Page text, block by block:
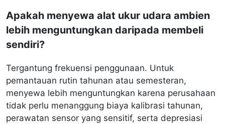
Apakah menyewa alat ukur udara ambien
lebih menguntungkan daripada membeli
sendiri?
Tergantung frekuensi penggunaan. Untuk
pemantauan rutin tahunan atau semesteran,
menyewa lebih menguntungkan karena perusahaan
tidak perlu menanggung biaya kalibrasi tahunan,
perawatan sensor yang sensitif, serta depresiasi